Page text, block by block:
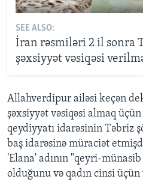
SEE ALSO:
İran rəsmiləri 2 il sonra
şəxsiyyət vəsiqəsi
Allahverdipur ailəsi keçən
şəxsiyyət vəsiqəsi almaq
qeydiyyatı idarəsinin Təbriz
baş idarəsinə müraciət
'Elana' adının "qeyri-
olduğunu və qadın cinsi üçün